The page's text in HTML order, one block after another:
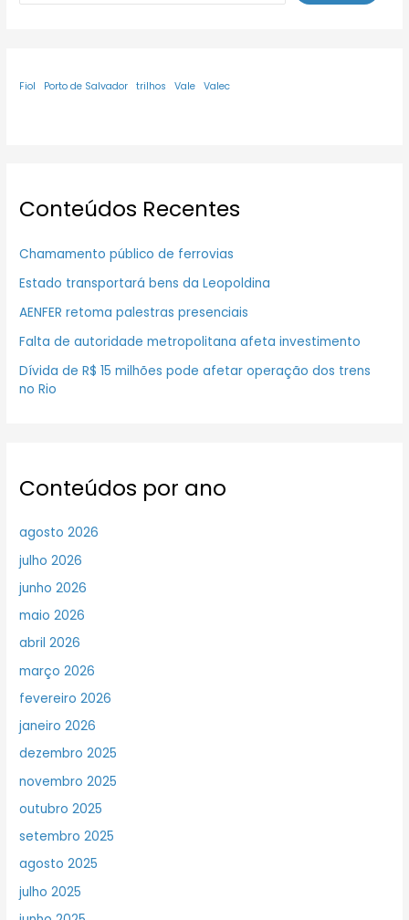
Fiol Porto de Salvador trilhos Vale Valec
Conteúdos Recentes
Chamamento público de ferrovias
Estado transportará bens da Leopoldina
AENFER retoma palestras presenciais
Falta de autoridade metropolitana afeta investimento
Dívida de R$ 15 milhões pode afetar operação dos trens
no Rio
Conteúdos por ano
agosto 2026
julho 2026
junho 2026
maio 2026
abril 2026
março 2026
fevereiro 2026
janeiro 2026
dezembro 2025
novembro 2025
outubro 2025
setembro 2025
agosto 2025
julho 2025